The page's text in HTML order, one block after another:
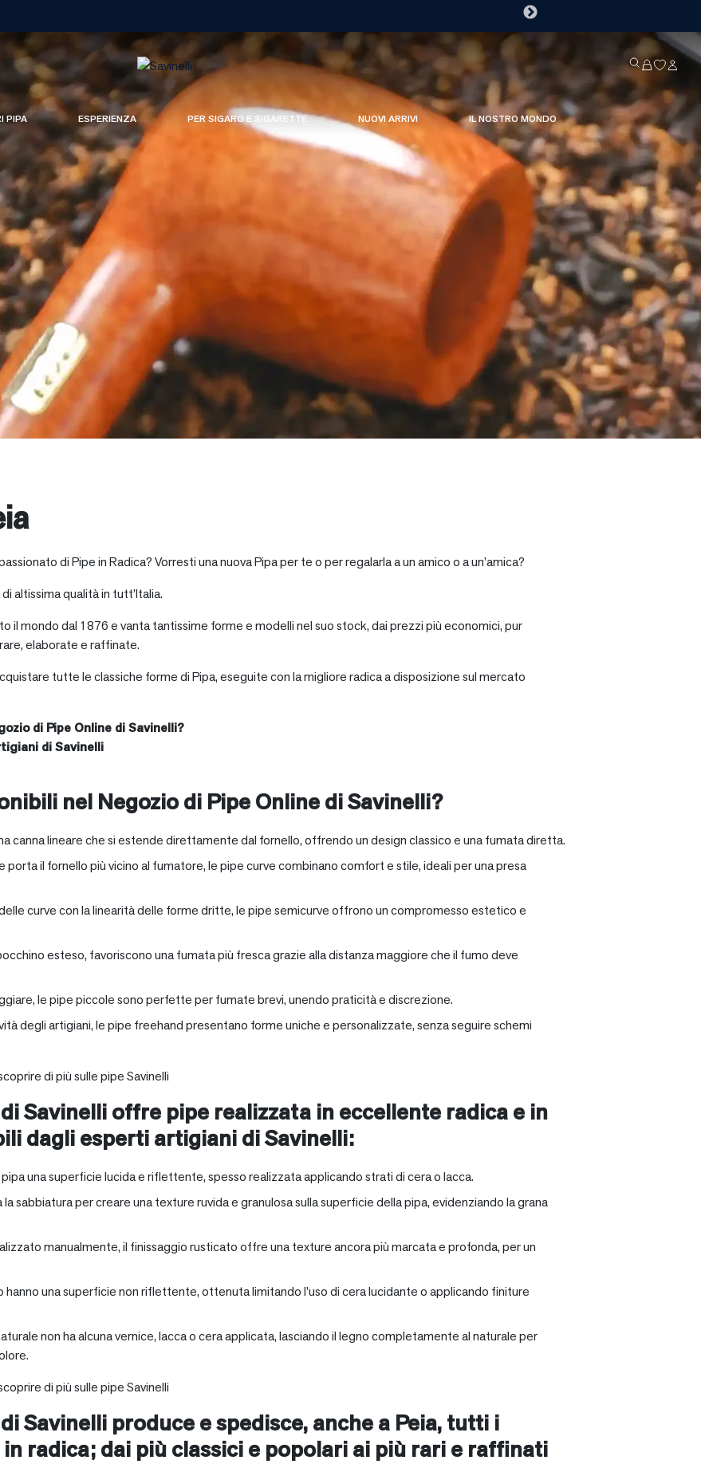
PIPA ESPERIENZA PER SIGARO E SIGARETTE NUOVI ARRIVI IL NOSTRO MONDO
di Pipe in Radica? Vorresti una nuova Pipa per te o per regalarla a un amico o a un’amica?
altissima qualità in tutt’Italia.
il mondo dal 1876 e vanta tantissime forme e modelli nel suo stock, dai prezzi più economici, pur
elaborate e raffinate.
tutte le classiche forme di Pipa, eseguite con la migliore radica a disposizione sul mercato
di Pipe Online di Savinelli?
di Savinelli
nel Negozio di Pipe Online di Savinelli?
canna lineare che si estende direttamente dal fornello, offrendo un design classico e una fumata diretta.
porta il fornello più vicino al fumatore, le pipe curve combinano comfort e stile, ideali per una presa
delle curve con la linearità delle forme dritte, le pipe semicurve offrono un compromesso estetico e
esteso, favoriscono una fumata più fresca grazie alla distanza maggiore che il fumo deve
le pipe piccole sono perfette per fumate brevi, unendo praticità e discrezione.
degli artigiani, le pipe freehand presentano forme uniche e personalizzate, senza seguire schemi
di più sulle pipe Savinelli
Savinelli offre pipe realizzata in eccellente radica e in
dagli esperti artigiani di Savinelli:
pipa una superficie lucida e riflettente, spesso realizzata applicando strati di cera o lacca.
sabbiatura per creare una texture ruvida e granulosa sulla superficie della pipa, evidenziando la grana
manualmente, il finissaggio rusticato offre una texture ancora più marcata e profonda, per un
hanno una superficie non riflettente, ottenuta limitando l’uso di cera lucidante o applicando finiture
non ha alcuna vernice, lacca o cera applicata, lasciando il legno completamente al naturale per
di più sulle pipe Savinelli
Savinelli produce e spedisce, anche a Peia, tutti i
radica; dai più classici e popolari ai più rari e raffinati